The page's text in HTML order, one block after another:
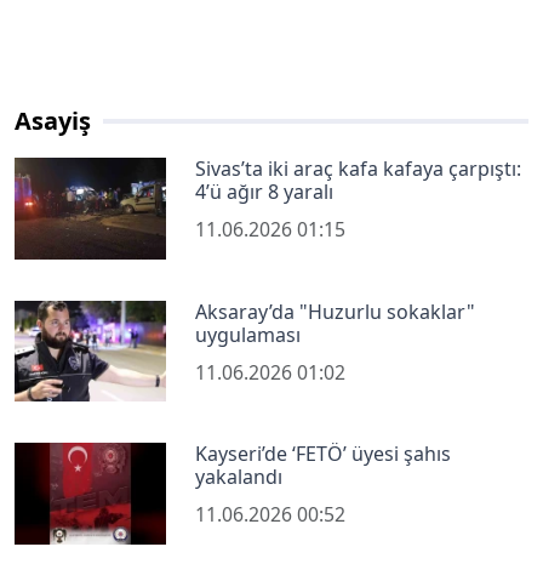
Asayiş
Sivas’ta iki araç kafa kafaya çarpıştı:
4’ü ağır 8 yaralı
11.06.2026 01:15
Aksaray’da "Huzurlu sokaklar"
uygulaması
11.06.2026 01:02
Kayseri’de ‘FETÖ’ üyesi şahıs
yakalandı
11.06.2026 00:52